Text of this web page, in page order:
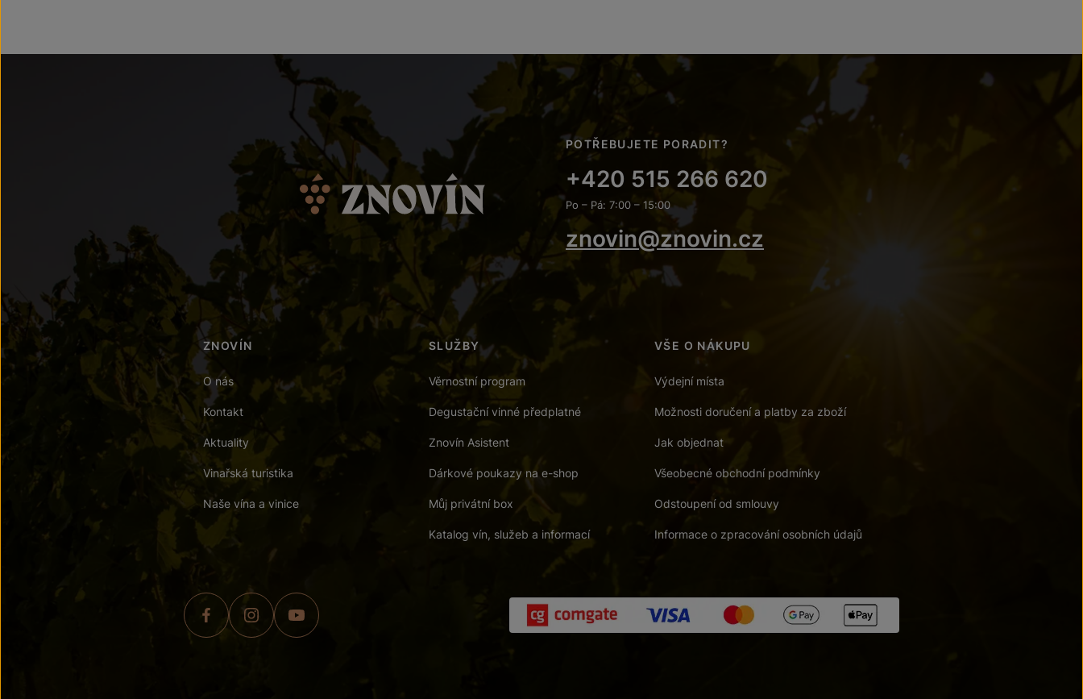
POTŘEBUJETE PORADIT?
+420 515 266 620
Po – Pá: 7:00 – 15:00
znovin@znovin.cz
ZNOVÍN
O nás
Kontakt
Aktuality
Vinařská turistika
Naše vína a vinice
SLUŽBY
Věrnostní program
Degustační vinné předplatné
Znovín Asistent
Dárkové poukazy na e-shop
Můj privátní box
Katalog vín, služeb a informací
VŠE O NÁKUPU
Výdejní místa
Možnosti doručení a platby za zboží
Jak objednat
Všeobecné obchodní podmínky
Odstoupení od smlouvy
Informace o zpracování osobních údajů